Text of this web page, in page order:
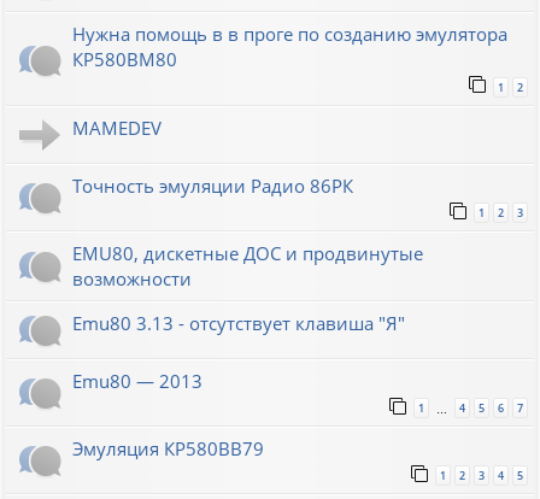
Нужна помощь в в проге по созданию эмулятора
КР580ВМ80
1 2
MAMEDEV
Точность эмуляции Радио 86РК
1 2 3
EMU80, дискетные ДОС и продвинутые
возможности
Emu80 3.13 - отсутствует клавиша "Я"
Emu80 — 2013
1 4 5 6 7
Эмуляция КР580ВВ79
1 2 3 4 5